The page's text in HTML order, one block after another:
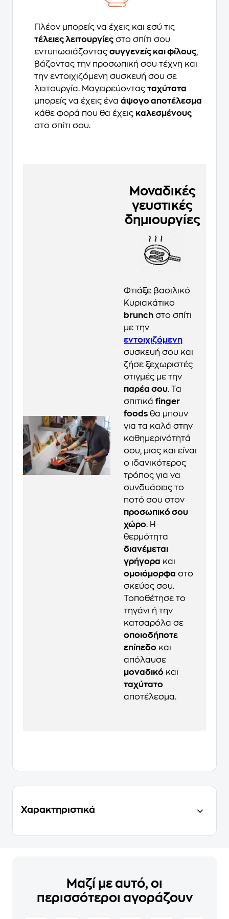
Πλέον μπορείς να έχεις και εσύ τις
τέλειες λειτουργίες στο σπίτι σου
εντυπωσιάζοντας συγγενείς και φίλους,
βάζοντας την προσωπική σου τέχνη και
την εντοιχιζόμενη συσκευή σου σε
λειτουργία. Μαγειρεύοντας ταχύτατα
μπορείς να έχεις ένα άψογο αποτέλεσμα
κάθε φορά που θα έχεις καλεσμένους
στο σπίτι σου.
Μοναδικές
γευστικές
δημιουργίες
Φτιάξε βασιλικό
Κυριακάτικο
brunch στο σπίτι
με την
εντοιχιζόμενη
συσκευή σου και
ζήσε ξεχωριστές
στιγμές με την
παρέα σου. Τα
σπιτικά finger
foods θα μπουν
για τα καλά στην
καθημερινότητά
σου, μιας και είναι
ο ιδανικότερος
τρόπος για να
συνδυάσεις το
ποτό σου στον
προσωπικό σου
χώρο. H
θερμότητα
διανέμεται
γρήγορα και
ομοιόμορφα στο
σκεύος σου.
Τοποθέτησε το
τηγάνι ή την
κατσαρόλα σε
οποιοδήποτε
επίπεδο και
απόλαυσε
μοναδικό και
ταχύτατο
αποτέλεσμα.
Χαρακτηριστικά
Μαζί με αυτό, οι
περισσότεροι αγοράζουν